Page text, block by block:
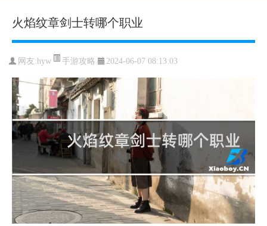
火焰纹章剑士转哪个职业
网友:hyw 手游攻略 2024-06-07 08:13:03